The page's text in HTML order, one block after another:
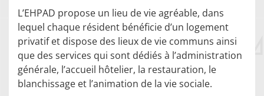
L’EHPAD propose un lieu de vie agréable, dans
lequel chaque résident bénéficie d’un logement
privatif et dispose des lieux de vie communs ainsi
que des services qui sont dédiés à l’administration
générale, l’accueil hôtelier, la restauration, le
blanchissage et l’animation de la vie sociale.